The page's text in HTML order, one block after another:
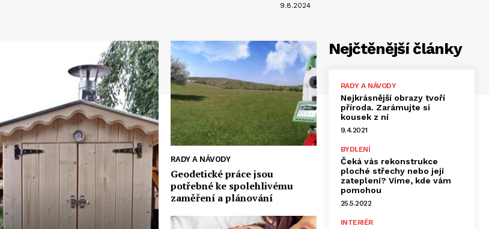
9.8.2024
RADY A NÁVODY
Geodetické práce jsou
potřebné ke spolehlivému
zaměření a plánování
Nejčtěnější články
RADY A NÁVODY
Nejkrásnější obrazy tvoří
příroda. Zarámujte si
kousek z ní
9.4.2021
BYDLENÍ
Čeká vás rekonstrukce
ploché střechy nebo její
zateplení? Víme, kde vám
pomohou
25.5.2022
INTERIÉR